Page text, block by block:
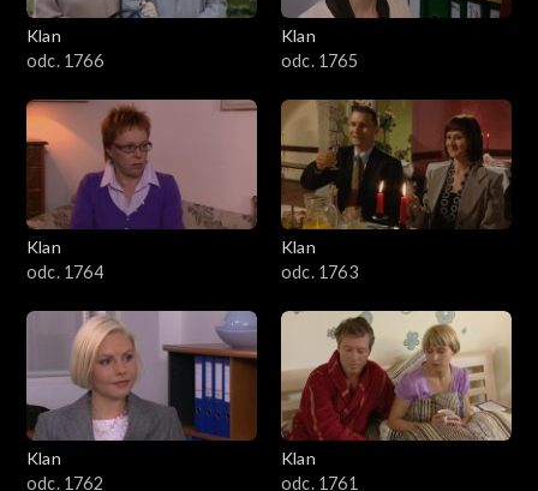
Klan
odc. 1766
Klan
odc. 1765
Klan
odc. 1764
Klan
odc. 1763
Klan
odc. 1762
Klan
odc. 1761